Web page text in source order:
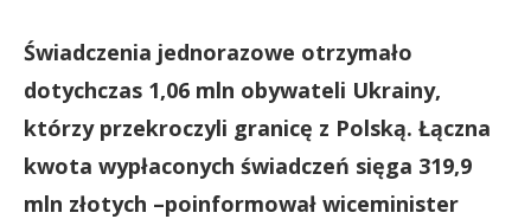
Świadczenia jednorazowe otrzymało
dotychczas 1,06 mln obywateli Ukrainy,
którzy przekroczyli granicę z Polską. Łączna
kwota wypłaconych świadczeń sięga 319,9
mln złotych –poinformował wiceminister